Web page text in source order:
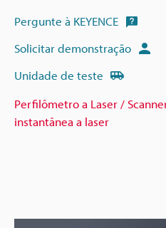
Pergunte à KEYENCE
Solicitar demonstração
Unidade de teste
Perfilômetro a Laser /
instantânea a laser